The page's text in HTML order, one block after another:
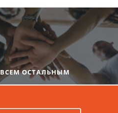
ВСЕМ ОСТАЛЬНЫМ